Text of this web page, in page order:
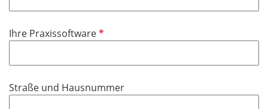
Ihre PraxissoftwareP
c
Straße und Hausnummer